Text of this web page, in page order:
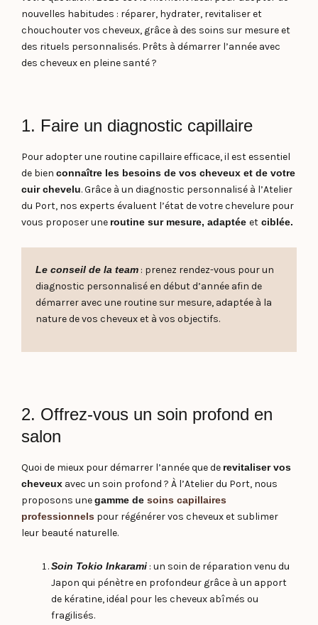
nouvelles habitudes : réparer, hydrater, revitaliser et
chouchouter vos cheveux, grâce à des soins sur mesure et
des rituels personnalisés. Prêts à démarrer l’année avec
des cheveux en pleine santé ?
1. Faire un diagnostic capillaire
Pour adopter une routine capillaire efficace, il est essentiel
de bien connaître les besoins de vos cheveux et de votre
cuir chevelu. Grâce à un diagnostic personnalisé à l’Atelier
du Port, nos experts évaluent l’état de votre chevelure pour
vous proposer une routine sur mesure, adaptée et ciblée.
Le conseil de la team : prenez rendez-vous pour un
diagnostic personnalisé en début d’année afin de
démarrer avec une routine sur mesure, adaptée à la
nature de vos cheveux et à vos objectifs.
2. Offrez-vous un soin profond en
salon
Quoi de mieux pour démarrer l’année que de revitaliser vos
cheveux avec un soin profond ? À l’Atelier du Port, nous
proposons unegamme de soins capillaires
professionnels pour régénérer vos cheveux et sublimer
leur beauté naturelle.
Soin Tokio Inkarami : un soin de réparation venu du
Japon qui pénètre en profondeur grâce à un apport
de kératine, idéal pour les cheveux abîmés ou
fragilisés.